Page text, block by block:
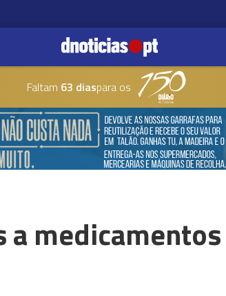
Faltam 63 diaspara os
a